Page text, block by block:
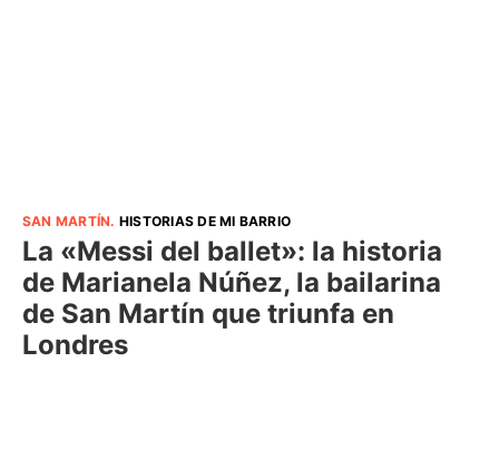
SAN MARTÍN. HISTORIAS DE MI BARRIO
La «Messi del ballet»: la historia
de Marianela Núñez, la bailarina
de San Martín que triunfa en
Londres